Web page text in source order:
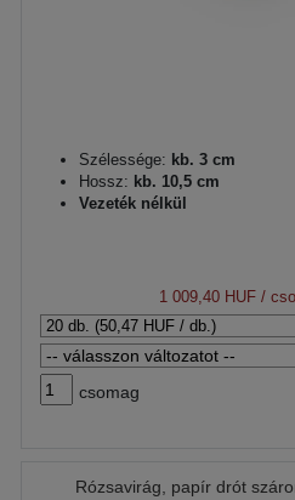
Szélessége: kb. 3 cm
Hossz: kb. 10,5 cm
Vezeték nélkül
1 009,40 HUF /
csomag
Rózsavirág, papír drót